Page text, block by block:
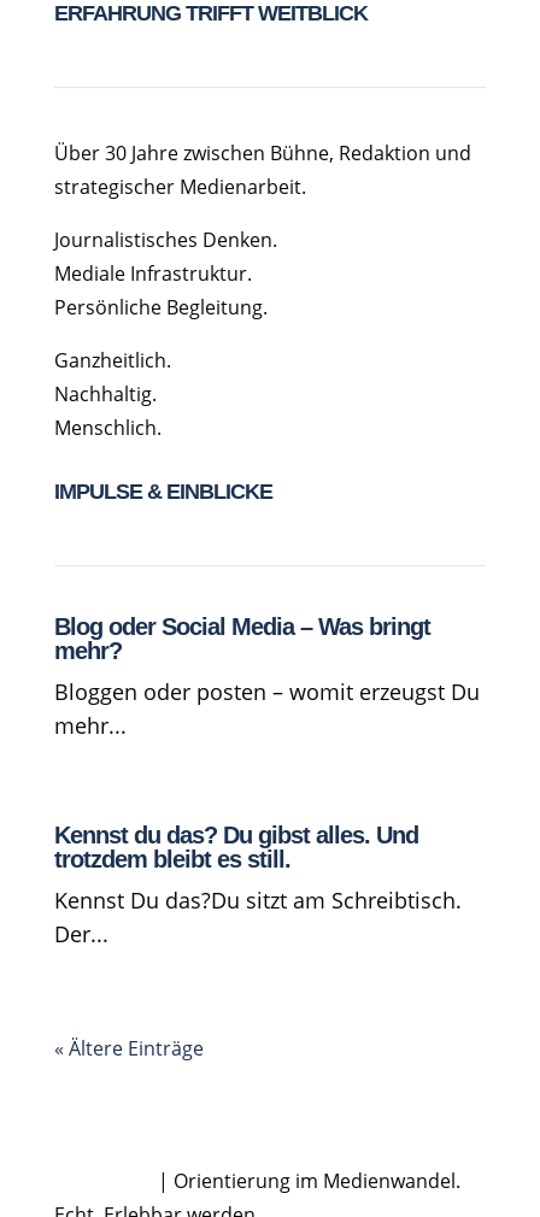
ERFAHRUNG TRIFFT WEITBLICK
Über 30 Jahre zwischen Bühne, Redaktion und
strategischer Medienarbeit.
Journalistisches Denken.
Mediale Infrastruktur.
Persönliche Begleitung.
Ganzheitlich.
Nachhaltig.
Menschlich.
IMPULSE & EINBLICKE
Blog oder Social Media – Was bringt
mehr?
Bloggen oder posten – womit erzeugst Du
mehr...
Kennst du das? Du gibst alles. Und
trotzdem bleibt es still.
Kennst Du das?Du sitzt am Schreibtisch.
Der...
« Ältere Einträge
| Orientierung im Medienwandel.